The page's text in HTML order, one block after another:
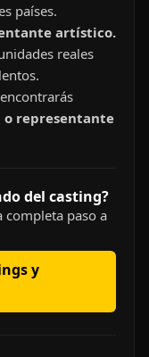
países.
artístico.
reales
o representante
del casting?
completa paso a
y